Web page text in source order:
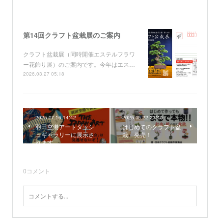
第14回クラフト盆栽展のご案内
クラフト盆栽展（同時開催エステルフラワ
ー花飾り展）のご案内です。今年はエス…
2026.03.27 05:18
2025.07.16 14:42
羽田空港アートダッシ
ュギャラリーに展示さ
れます
2025.05.22 23:45
はじめてのクラフト盆
栽 発売！
0コメント